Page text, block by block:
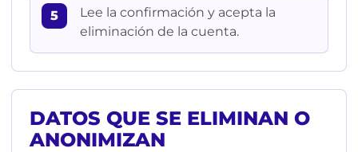
Lee la confirmación y acepta la
eliminación de la cuenta.
DATOS QUE SE ELIMINAN O
ANONIMIZAN